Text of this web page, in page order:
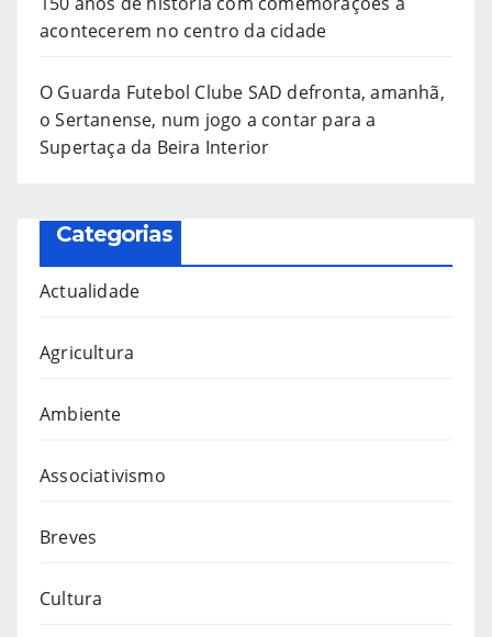
acontecerem no centro da cidade
O Guarda Futebol Clube SAD defronta, amanhã,
o Sertanense, num jogo a contar para a
Supertaça da Beira Interior
Categorias
Actualidade
Agricultura
Ambiente
Associativismo
Breves
Cultura